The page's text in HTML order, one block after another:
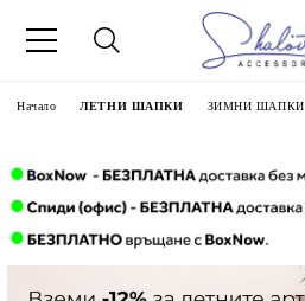
Начало ЛЕТНИ ШАПКИ ЗИМНИ ШАПКИ